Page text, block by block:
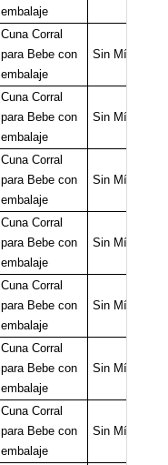
embalaje
Cuna Corral
para Bebe con
embalaje
Sin Mínimo
Cuna Corral
para Bebe con
embalaje
Sin Mínimo
Cuna Corral
para Bebe con
embalaje
Sin Mínimo
Cuna Corral
para Bebe con
embalaje
Sin Mínimo
Cuna Corral
para Bebe con
embalaje
Sin Mínimo
Cuna Corral
para Bebe con
embalaje
Sin Mínimo
Cuna Corral
para Bebe con
embalaje
Sin Mínimo